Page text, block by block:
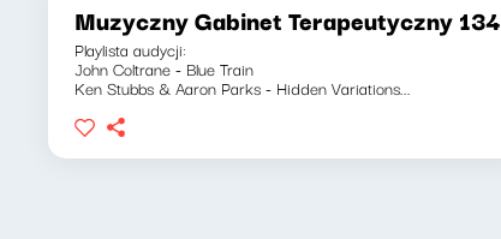
Muzyczny Gabinet Terapeutyczny 134
Playlista audycji:
John Coltrane - Blue Train
Ken Stubbs & Aaron Parks - Hidden Variations...